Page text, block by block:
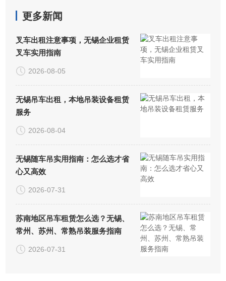
更多新闻
叉车出租注意事项，无锡企业租赁
叉车实用指南
2026-08-05
无锡吊车出租，本地吊装设备租赁
服务
2026-08-04
无锡随车吊实用指南：怎么选才省
心又高效
2026-07-31
苏南地区吊车租赁怎么选？无锡、
常州、苏州、常熟吊装服务指南
2026-07-31